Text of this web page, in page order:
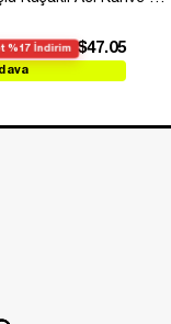
%17 İndirim $47.05